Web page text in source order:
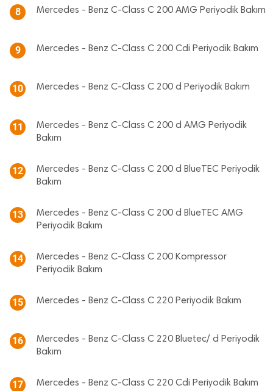
8 Mercedes - Benz C-Class C 200 AMG Periyodik Bakım
9 Mercedes - Benz C-Class C 200 Cdi Periyodik Bakım
10 Mercedes - Benz C-Class C 200 d Periyodik Bakım
11
Mercedes - Benz C-Class C 200 d AMG Periyodik
Bakım
12
Mercedes - Benz C-Class C 200 d BlueTEC Periyodik
Bakım
13
Mercedes - Benz C-Class C 200 d BlueTEC AMG
Periyodik Bakım
14
Mercedes - Benz C-Class C 200 Kompressor
Periyodik Bakım
15 Mercedes - Benz C-Class C 220 Periyodik Bakım
16
Mercedes - Benz C-Class C 220 Bluetec/ d Periyodik
Bakım
17 Mercedes - Benz C-Class C 220 Cdi Periyodik Bakım